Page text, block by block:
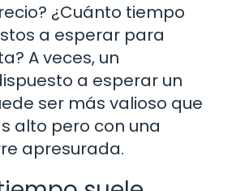
¿Cuánto tiempo
a esperar para
A veces, un
a esperar un
ser más valioso que
alto pero con una
apresurada.